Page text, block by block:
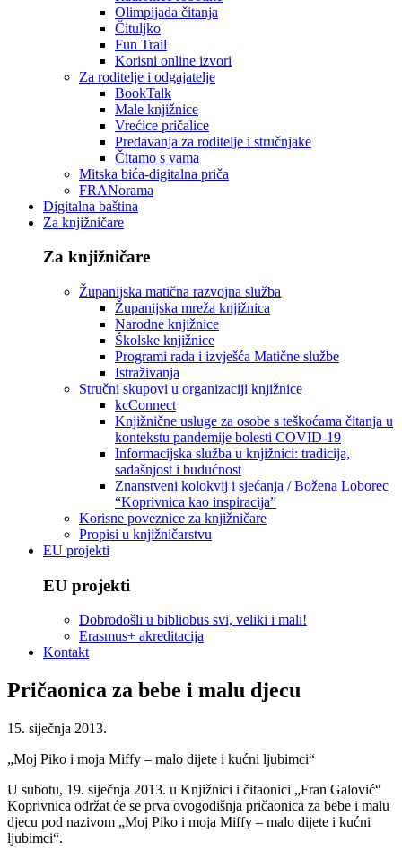
Olimpijada čitanja
Čituljko
Fun Trail
Korisni online izvori
Za roditelje i odgajatelje
BookTalk
Male knjižnice
Vrećice pričalice
Predavanja za roditelje i stručnjake
Čitamo s vama
Mitska bića-digitalna priča
FRANorama
Digitalna baština
Za knjižničare
Za knjižničare
Županijska matična razvojna služba
Županijska mreža knjižnica
Narodne knjižnice
Školske knjižnice
Programi rada i izvješća Matične službe
Istraživanja
Stručni skupovi u organizaciji knjižnice
kcConnect
Knjižnične usluge za osobe s teškoćama čitanja u
kontekstu pandemije bolesti COVID-19
Informacijska služba u knjižnici: tradicija,
sadašnjost i budućnost
Znanstveni kolokvij i sjećanja / Božena Loborec
“Koprivnica kao inspiracija”
Korisne poveznice za knjižničare
Propisi u knjižničarstvu
EU projekti
EU projekti
Dobrodošli u bibliobus svi, veliki i mali!
Erasmus+ akreditacija
Kontakt
Pričaonica za bebe i malu djecu
15. siječnja 2013.
„Moj Piko i moja Miffy – malo dijete i kućni ljubimci“
U subotu, 19. siječnja 2013. u Knjižnici i čitaonici „Fran Galović“
Koprivnica održat će se prva ovogodišnja pričaonica za bebe i malu
djecu pod nazivom „Moj Piko i moja Miffy – malo dijete i kućni
ljubimci“.